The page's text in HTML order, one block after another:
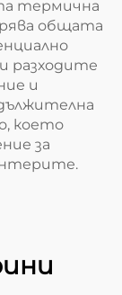
термична
общата
разходите
и
което
за